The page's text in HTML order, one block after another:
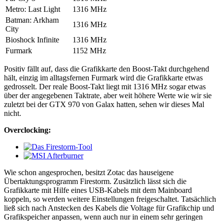
Metro: Last Light
1316 MHz
Batman: Arkham
City
1316 MHz
Bioshock Infinite
1316 MHz
Furmark
1152 MHz
Positiv fällt auf, dass die Grafikkarte den Boost-Takt durchgehend
hält, einzig im alltagsfernen Furmark wird die Grafikkarte etwas
gedrosselt. Der reale Boost-Takt liegt mit 1316 MHz sogar etwas
über der angegebenen Taktrate, aber weit höhere Werte wie wir sie
zuletzt bei der GTX 970 von Galax hatten, sehen wir dieses Mal
nicht.
Overclocking:
Wie schon angesprochen, besitzt Zotac das hauseigene
Übertaktungsprogramm Firestorm. Zusätzlich lässt sich die
Grafikkarte mit Hilfe eines USB-Kabels mit dem Mainboard
koppeln, so werden weitere Einstellungen freigeschaltet. Tatsächlich
ließ sich nach Anstecken des Kabels die Voltage für Grafikchip und
Grafikspeicher anpassen, wenn auch nur in einem sehr geringen